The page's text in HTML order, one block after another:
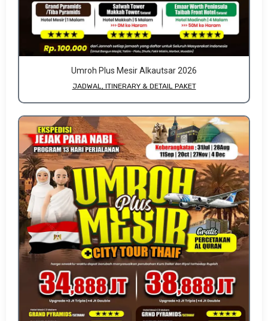
Umroh Plus Mesir Alkautsar 2026
JADWAL, ITINERARY & DETAIL PAKET